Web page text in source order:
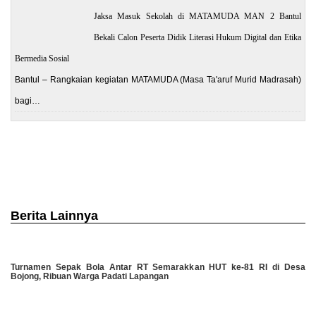
Jaksa Masuk Sekolah di MATAMUDA MAN 2 Bantul
Bekali Calon Peserta Didik Literasi Hukum Digital dan Etika
Bermedia Sosial
Bantul – Rangkaian kegiatan MATAMUDA (Masa Ta'aruf Murid Madrasah)
bagi…
Berita Lainnya
Turnamen Sepak Bola Antar RT Semarakkan HUT ke-81 RI di Desa
Bojong, Ribuan Warga Padati Lapangan